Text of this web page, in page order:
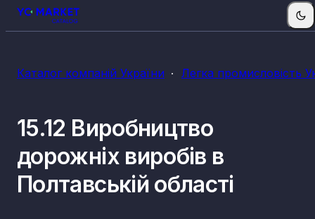
Каталог компаній України Легка промисловість
15.12 Виробництво
дорожніх виробів в
Полтавській області